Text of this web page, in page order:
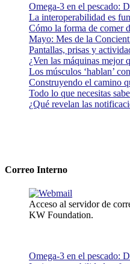
Omega-3 en el pescado:
La interoperabilidad es
Cómo la forma de comer
Mayo: Mes de la
Pantallas, prisas y
¿Ven las máquinas mejor
Los músculos ‘hablan’
Construyendo el camino
Todo lo que necesitas
¿Qué revelan las
Correo Interno
Acceso al servidor de
KW Foundation.
Omega-3 en el pescado: